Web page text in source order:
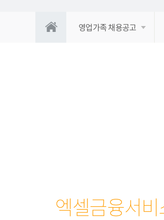
영업가족 채용공고
엑셀금융서